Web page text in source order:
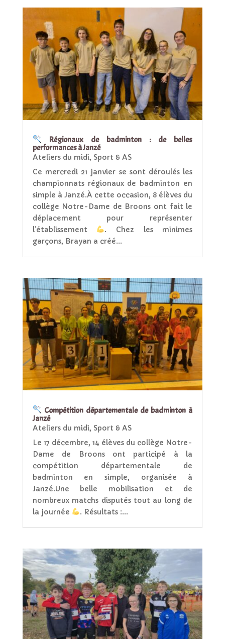
Régionaux de badminton : de belles
performances à Janzé
Ateliers du midi, Sport & AS
Ce mercredi 21 janvier se sont déroulés les
championnats régionaux de badminton en
simple à Janzé.À cette occasion, 8 élèves du
collège Notre-Dame de Broons ont fait le
déplacement pour représenter
l’établissement
. Chez les minimes
garçons, Brayan a créé...
Compétition départementale de badminton à
Janzé
Ateliers du midi, Sport & AS
Le 17 décembre, 14 élèves du collège Notre-
Dame de Broons ont participé à la
compétition départementale de
badminton en simple, organisée à
Janzé.Une belle mobilisation et de
nombreux matchs disputés tout au long de
la journée
. Résultats :...